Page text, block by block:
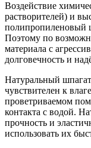
Воздействие
растворителей) и
полипропиленовый
Поэтому по
материала с
долговечность и
Натуральный
чувствителен к
проветриваемом
контакта с водой.
прочность и
использовать их